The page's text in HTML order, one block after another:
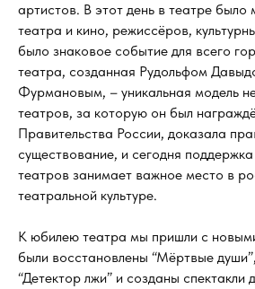
артистов. В этот день в театре было
театра и кино, режиссёров,
было знаковое событие для всего
театра, созданная Рудольфом
Фурмановым, – уникальная модель
театров, за которую он был
Правительства России, доказала
существование, и сегодня
театров занимает важное место в
театральной культуре.
К юбилею театра мы пришли с
были восстановлены “Мёртвые
“Детектор лжи” и созданы спектакли